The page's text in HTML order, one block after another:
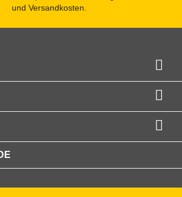
und Versandkosten.


